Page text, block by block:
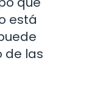
está
de las